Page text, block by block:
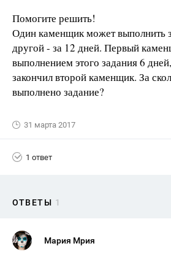
Помогите решить!
Один каменщик может выполнить
другой - за 12 дней. Первый
выполнением этого задания 6
закончил второй каменщик. За
выполнено задание?
31 марта 2017
1 ответ
ОТВЕТЫ 1
Мария Мрия